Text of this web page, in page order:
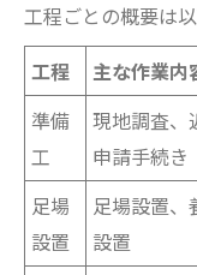
工程ごとの概要は以
工程
主な作業内
準備
工
現地調査、
申請手続き
足場
設置
足場設置、
設置